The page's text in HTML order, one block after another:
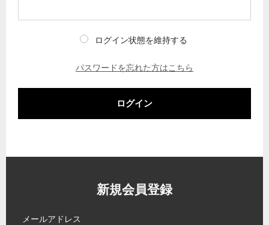
ログイン状態を維持する
パスワードを忘れた方はこちら
ログイン
新規会員登録
メールアドレス